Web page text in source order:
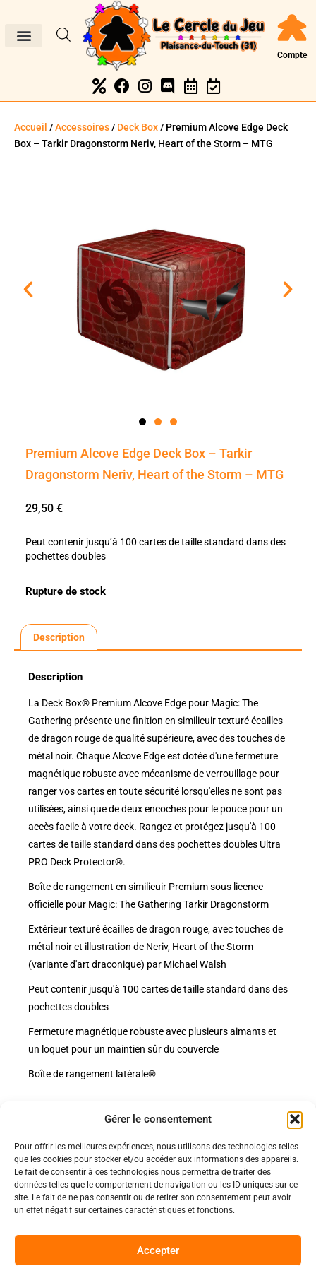
Gérer le consentement
Pour offrir les meilleures expériences, nous utilisons des technologies telles
que les cookies pour stocker et/ou accéder aux informations des appareils.
Le fait de consentir à ces technologies nous permettra de traiter des
données telles que le comportement de navigation ou les ID uniques sur ce
site. Le fait de ne pas consentir ou de retirer son consentement peut avoir
un effet négatif sur certaines caractéristiques et fonctions.
Accepter
Compte
Accueil /Accessoires/ Deck Box/ Premium Alcove Edge Deck
Box – Tarkir Dragonstorm Neriv, Heart of the Storm – MTG
Premium Alcove Edge Deck Box – Tarkir
Dragonstorm Neriv, Heart of the Storm – MTG
29,50 €
Peut contenir jusqu’à 100 cartes de taille standard dans des
pochettes doubles
Rupture de stock
Description
Description
La Deck Box® Premium Alcove Edge pour Magic: The
Gathering présente une finition en similicuir texturé écailles
de dragon rouge de qualité supérieure, avec des touches de
métal noir. Chaque Alcove Edge est dotée d'une fermeture
magnétique robuste avec mécanisme de verrouillage pour
ranger vos cartes en toute sécurité lorsqu'elles ne sont pas
utilisées, ainsi que de deux encoches pour le pouce pour un
accès facile à votre deck. Rangez et protégez jusqu'à 100
cartes de taille standard dans des pochettes doubles Ultra
PRO Deck Protector®.
Boîte de rangement en similicuir Premium sous licence
officielle pour Magic: The Gathering Tarkir Dragonstorm
Extérieur texturé écailles de dragon rouge, avec touches de
métal noir et illustration de Neriv, Heart of the Storm
(variante d'art draconique) par Michael Walsh
Peut contenir jusqu'à 100 cartes de taille standard dans des
pochettes doubles
Fermeture magnétique robuste avec plusieurs aimants et
un loquet pour un maintien sûr du couvercle
Boîte de rangement latérale®
Nos pages
Nos évènements
Nous contacter
Politiques
Politique de confidentialité
Nos conditions de vente et livraison
Code de conduite